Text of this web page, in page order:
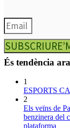
És tendència ara
1
ESPORTS
2
Els veïns de
benzinera del
plataforma